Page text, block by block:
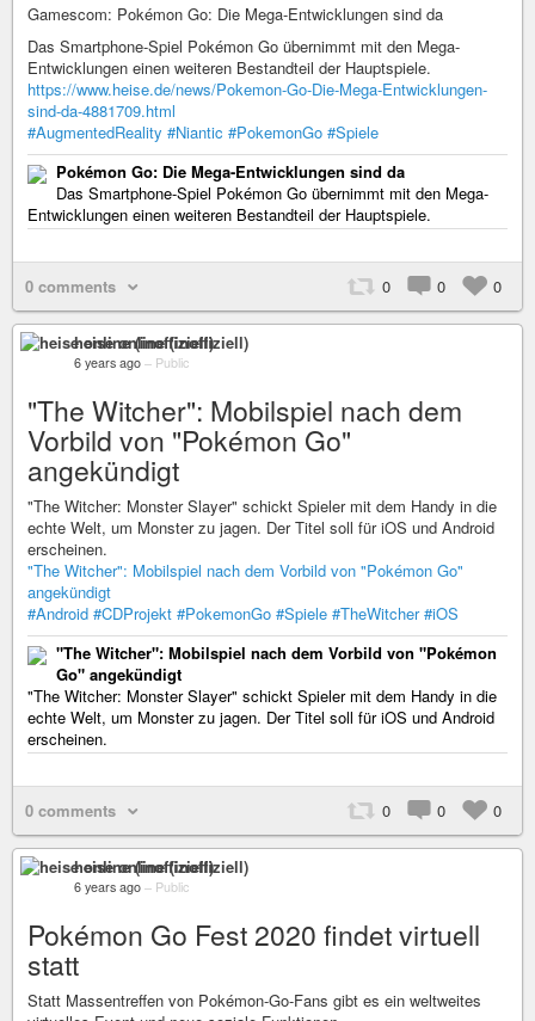
Gamescom: Pokémon Go: Die Mega-Entwicklungen sind da
Das Smartphone-Spiel Pokémon Go übernimmt mit den Mega-
Entwicklungen einen weiteren Bestandteil der Hauptspiele.
https://www.heise.de/news/Pokemon-Go-Die-Mega-Entwicklungen-
sind-da-4881709.html
#AugmentedReality #Niantic #PokemonGo #Spiele
Pokémon Go: Die Mega-Entwicklungen sind da
Das Smartphone-Spiel Pokémon Go übernimmt mit den Mega-
Entwicklungen einen weiteren Bestandteil der Hauptspiele.
0 comments 0 0 0
heise online (inoffiziell)
6 years ago – Public
"The Witcher": Mobilspiel nach dem
Vorbild von "Pokémon Go"
angekündigt
"The Witcher: Monster Slayer" schickt Spieler mit dem Handy in die
echte Welt, um Monster zu jagen. Der Titel soll für iOS und Android
erscheinen.
"The Witcher": Mobilspiel nach dem Vorbild von "Pokémon Go"
angekündigt
#Android #CDProjekt #PokemonGo #Spiele #TheWitcher #iOS
"The Witcher": Mobilspiel nach dem Vorbild von "Pokémon
Go" angekündigt
"The Witcher: Monster Slayer" schickt Spieler mit dem Handy in die
echte Welt, um Monster zu jagen. Der Titel soll für iOS und Android
erscheinen.
0 comments 0 0 0
heise online (inoffiziell)
6 years ago – Public
Pokémon Go Fest 2020 findet virtuell
statt
Statt Massentreffen von Pokémon-Go-Fans gibt es ein weltweites